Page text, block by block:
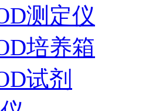
测定仪
培养箱
试剂